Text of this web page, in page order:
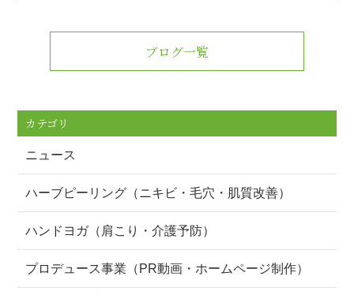
ブログ一覧
カテゴリ
ニュース
ハーブピーリング（ニキビ・毛穴・肌質改善）
ハンドヨガ（肩こり・介護予防）
プロデュース事業（PR動画・ホームページ制作）